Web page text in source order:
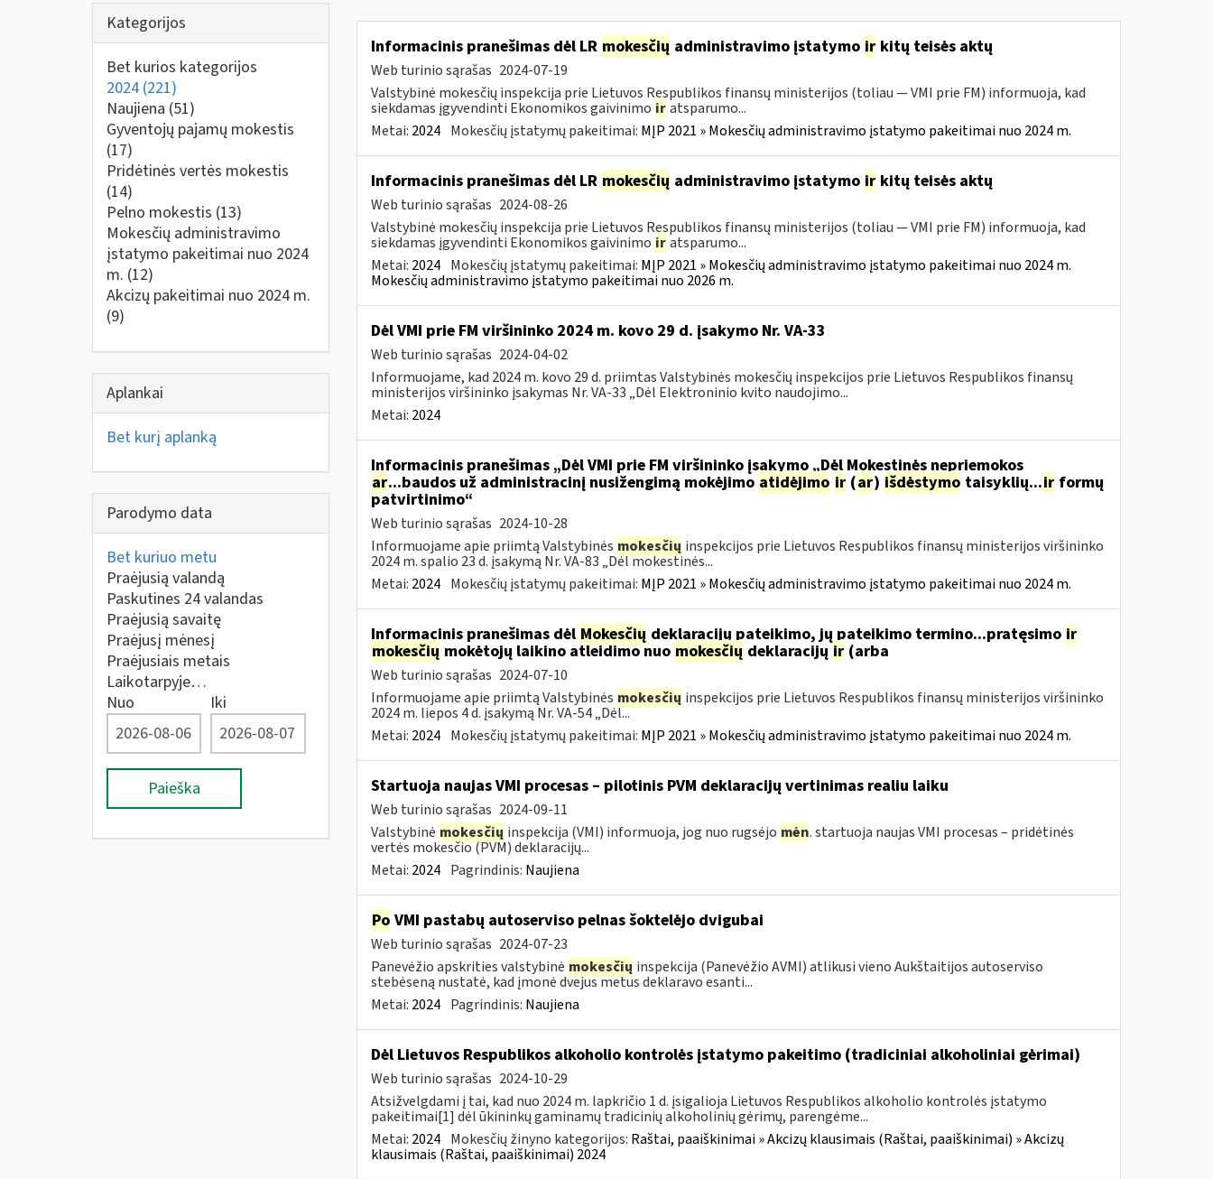
Kategorijos
Bet kurios kategorijos
2024 (221)
Naujiena (51)
Gyventojų pajamų mokestis
(17)
Pridėtinės vertės mokestis
(14)
Pelno mokestis (13)
Mokesčių administravimo
įstatymo pakeitimai nuo 2024
m. (12)
Akcizų pakeitimai nuo 2024 m.
(9)
Aplankai
Bet kurį aplanką
Parodymo data
Bet kuriuo metu
Praėjusią valandą
Paskutines 24 valandas
Praėjusią savaitę
Praėjusį mėnesį
Praėjusiais metais
Laikotarpyje…
Nuo
Iki
Paieška
Informacinis pranešimas dėl LR mokesčių administravimo įstatymo irkitų teisės aktų
Web turinio sąrašas 2024-07-19
Valstybinė mokesčių inspekcija prie Lietuvos Respublikos finansų ministerijos (toliau — VMI prie FM) informuoja, kad
siekdamas įgyvendinti Ekonomikos gaivinimo ir atsparumo...
Metai: 2024 Mokesčių įstatymų pakeitimai: MĮP 2021 » Mokesčių administravimo įstatymo pakeitimai nuo 2024 m.
Informacinis pranešimas dėl LR mokesčių administravimo įstatymo irkitų teisės aktų
Web turinio sąrašas 2024-08-26
Valstybinė mokesčių inspekcija prie Lietuvos Respublikos finansų ministerijos (toliau — VMI prie FM) informuoja, kad
siekdamas įgyvendinti Ekonomikos gaivinimo ir atsparumo...
Metai: 2024 Mokesčių įstatymų pakeitimai: MĮP 2021 » Mokesčių administravimo įstatymo pakeitimai nuo 2024 m.
Mokesčių administravimo įstatymo pakeitimai nuo 2026 m.
Dėl VMI prie FM viršininko 2024 m. kovo 29 d. įsakymo Nr. VA-33
Web turinio sąrašas 2024-04-02
Informuojame, kad 2024 m. kovo 29 d. priimtas Valstybinės mokesčių inspekcijos prie Lietuvos Respublikos finansų
ministerijos viršininko įsakymas Nr. VA-33 „Dėl Elektroninio kvito naudojimo...
Metai: 2024
Informacinis pranešimas „Dėl VMI prie FM viršininko įsakymo „Dėl Mokestinės nepriemokos
ar...baudos už administracinį nusižengimą mokėjimo atidėjimo ir(ar) išdėstymo taisyklių...irformų
patvirtinimo“
Web turinio sąrašas 2024-10-28
Informuojame apie priimtą Valstybinės mokesčių inspekcijos prie Lietuvos Respublikos finansų ministerijos viršininko
2024 m. spalio 23 d. įsakymą Nr. VA-83 „Dėl mokestinės...
Metai: 2024 Mokesčių įstatymų pakeitimai: MĮP 2021 » Mokesčių administravimo įstatymo pakeitimai nuo 2024 m.
Informacinis pranešimas dėl Mokesčių deklaracijų pateikimo, jų pateikimo termino...pratęsimo ir
mokesčių mokėtojų laikino atleidimo nuo mokesčių deklaracijų ir(arba
Web turinio sąrašas 2024-07-10
Informuojame apie priimtą Valstybinės mokesčių inspekcijos prie Lietuvos Respublikos finansų ministerijos viršininko
2024 m. liepos 4 d. įsakymą Nr. VA-54 „Dėl...
Metai: 2024 Mokesčių įstatymų pakeitimai: MĮP 2021 » Mokesčių administravimo įstatymo pakeitimai nuo 2024 m.
Startuoja naujas VMI procesas – pilotinis PVM deklaracijų vertinimas realiu laiku
Web turinio sąrašas 2024-09-11
Valstybinė mokesčių inspekcija (VMI) informuoja, jog nuo rugsėjo mėn. startuoja naujas VMI procesas – pridėtinės
vertės mokesčio (PVM) deklaracijų...
Metai: 2024 Pagrindinis: Naujiena
Po VMI pastabų autoserviso pelnas šoktelėjo dvigubai
Web turinio sąrašas 2024-07-23
Panevėžio apskrities valstybinė mokesčių inspekcija (Panevėžio AVMI) atlikusi vieno Aukštaitijos autoserviso
stebėseną nustatė, kad įmonė dvejus metus deklaravo esanti...
Metai: 2024 Pagrindinis: Naujiena
Dėl Lietuvos Respublikos alkoholio kontrolės įstatymo pakeitimo (tradiciniai alkoholiniai gėrimai)
Web turinio sąrašas 2024-10-29
Atsižvelgdami į tai, kad nuo 2024 m. lapkričio 1 d. įsigalioja Lietuvos Respublikos alkoholio kontrolės įstatymo
pakeitimai[1] dėl ūkininkų gaminamų tradicinių alkoholinių gėrimų, parengėme...
Metai: 2024 Mokesčių žinyno kategorijos: Raštai, paaiškinimai » Akcizų klausimais (Raštai, paaiškinimai) » Akcizų
klausimais (Raštai, paaiškinimai) 2024